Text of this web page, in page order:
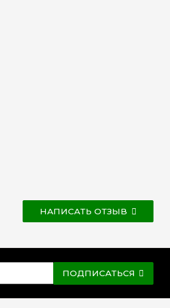
НАПИСАТЬ ОТЗЫВ
ПОДПИСАТЬСЯ